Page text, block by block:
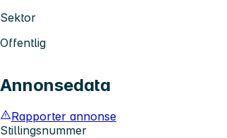
Sektor
Offentlig
Annonsedata
Rapporter annonse
Stillingsnummer